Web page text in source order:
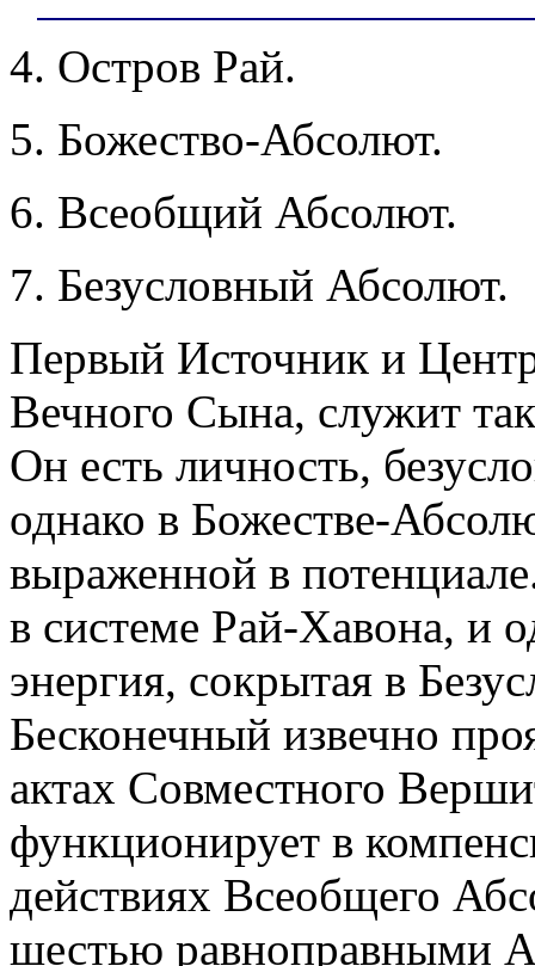
4. Остров Рай.
5. Божество-Абсолют.
6. Всеобщий Абсолют.
7. Безусловный Абсолют.
Первый Источник и
Вечного Сына, служит
Он есть личность,
однако в Божестве-
выраженной в
в системе Рай-Хавона, и
энергия, сокрытая в
Бесконечный извечно
актах Совместного
функционирует в
действиях Всеобщего
шестью равноправными